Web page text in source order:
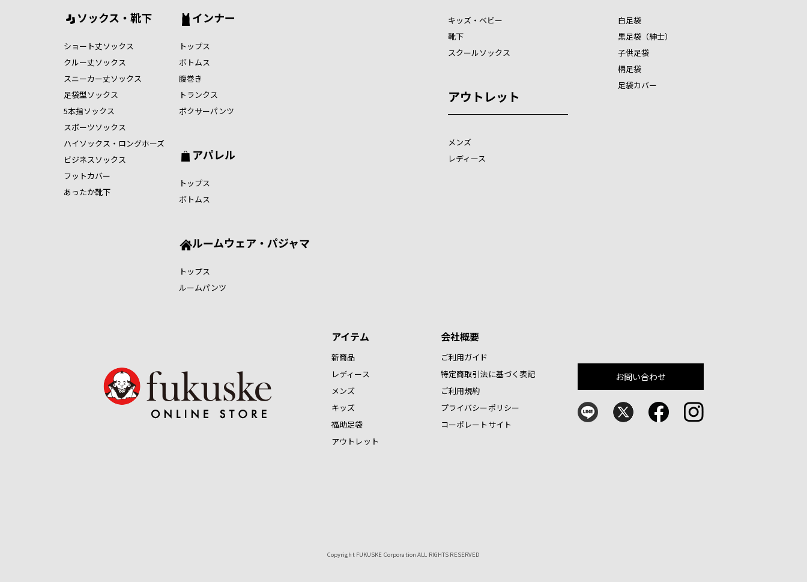
ソックス・靴下
ショート丈ソックス
クルー丈ソックス
スニーカー丈ソックス
足袋型ソックス
5本指ソックス
スポーツソックス
ハイソックス・ロングホーズ
ビジネスソックス
フットカバー
あったか靴下
インナー
トップス
ボトムス
腹巻き
トランクス
ボクサーパンツ
アパレル
トップス
ボトムス
ルームウェア・パジャマ
トップス
ルームパンツ
キッズ・ベビー
靴下
スクールソックス
アウトレット
メンズ
レディース
白足袋
黒足袋（紳士）
子供足袋
柄足袋
足袋カバー
アイテム
新商品
レディース
メンズ
キッズ
福助足袋
アウトレット
会社概要
ご利用ガイド
特定商取引法に基づく表記
ご利用規約
プライバシーポリシー
コーポレートサイト
お問い合わせ
Copyright FUKUSKE Corporation ALL RIGHTS RESERVED